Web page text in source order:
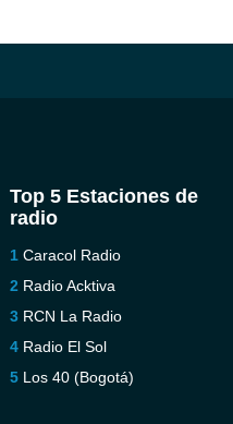
Top 5 Estaciones de
radio
Caracol Radio
Radio Acktiva
RCN La Radio
Radio El Sol
Los 40 (Bogotá)